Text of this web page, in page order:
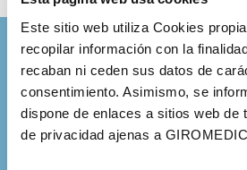
Este sitio web utiliza Cookies
recopilar información con la
recaban ni ceden sus datos de
consentimiento. Asimismo, se
dispone de enlaces a sitios web de
de privacidad ajenas a
¿Quieres más
Visítanos en la calle Juli
Girona. Puedes contactar
972 224 771 o rellenando
formulario.